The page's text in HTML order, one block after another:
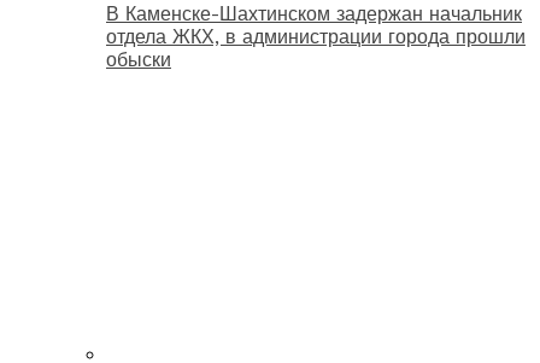
В Каменске-Шахтинском задержан начальник
отдела ЖКХ, в администрации города прошли
обыски